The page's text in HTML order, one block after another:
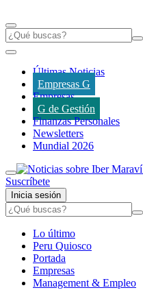
Últimas Noticias
Empresas G
Empresas
G de Gestión
Finanzas Personales
Newsletters
Mundial 2026
Suscríbete
Inicia sesión
Lo último
Peru Quiosco
Portada
Empresas
Management & Empleo